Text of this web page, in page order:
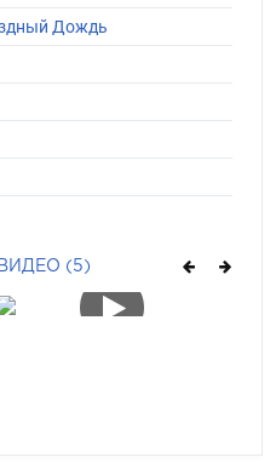
Дождь
ВИДЕО (5)